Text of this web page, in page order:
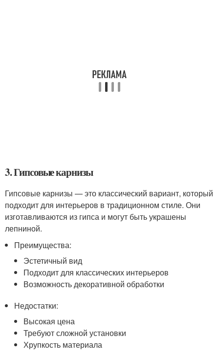
3. Гипсовые карнизы
Гипсовые карнизы — это классический вариант, который
подходит для интерьеров в традиционном стиле. Они
изготавливаются из гипса и могут быть украшены
лепниной.
Преимущества:
Эстетичный вид
Подходит для классических интерьеров
Возможность декоративной обработки
Недостатки:
Высокая цена
Требуют сложной установки
Хрупкость материала